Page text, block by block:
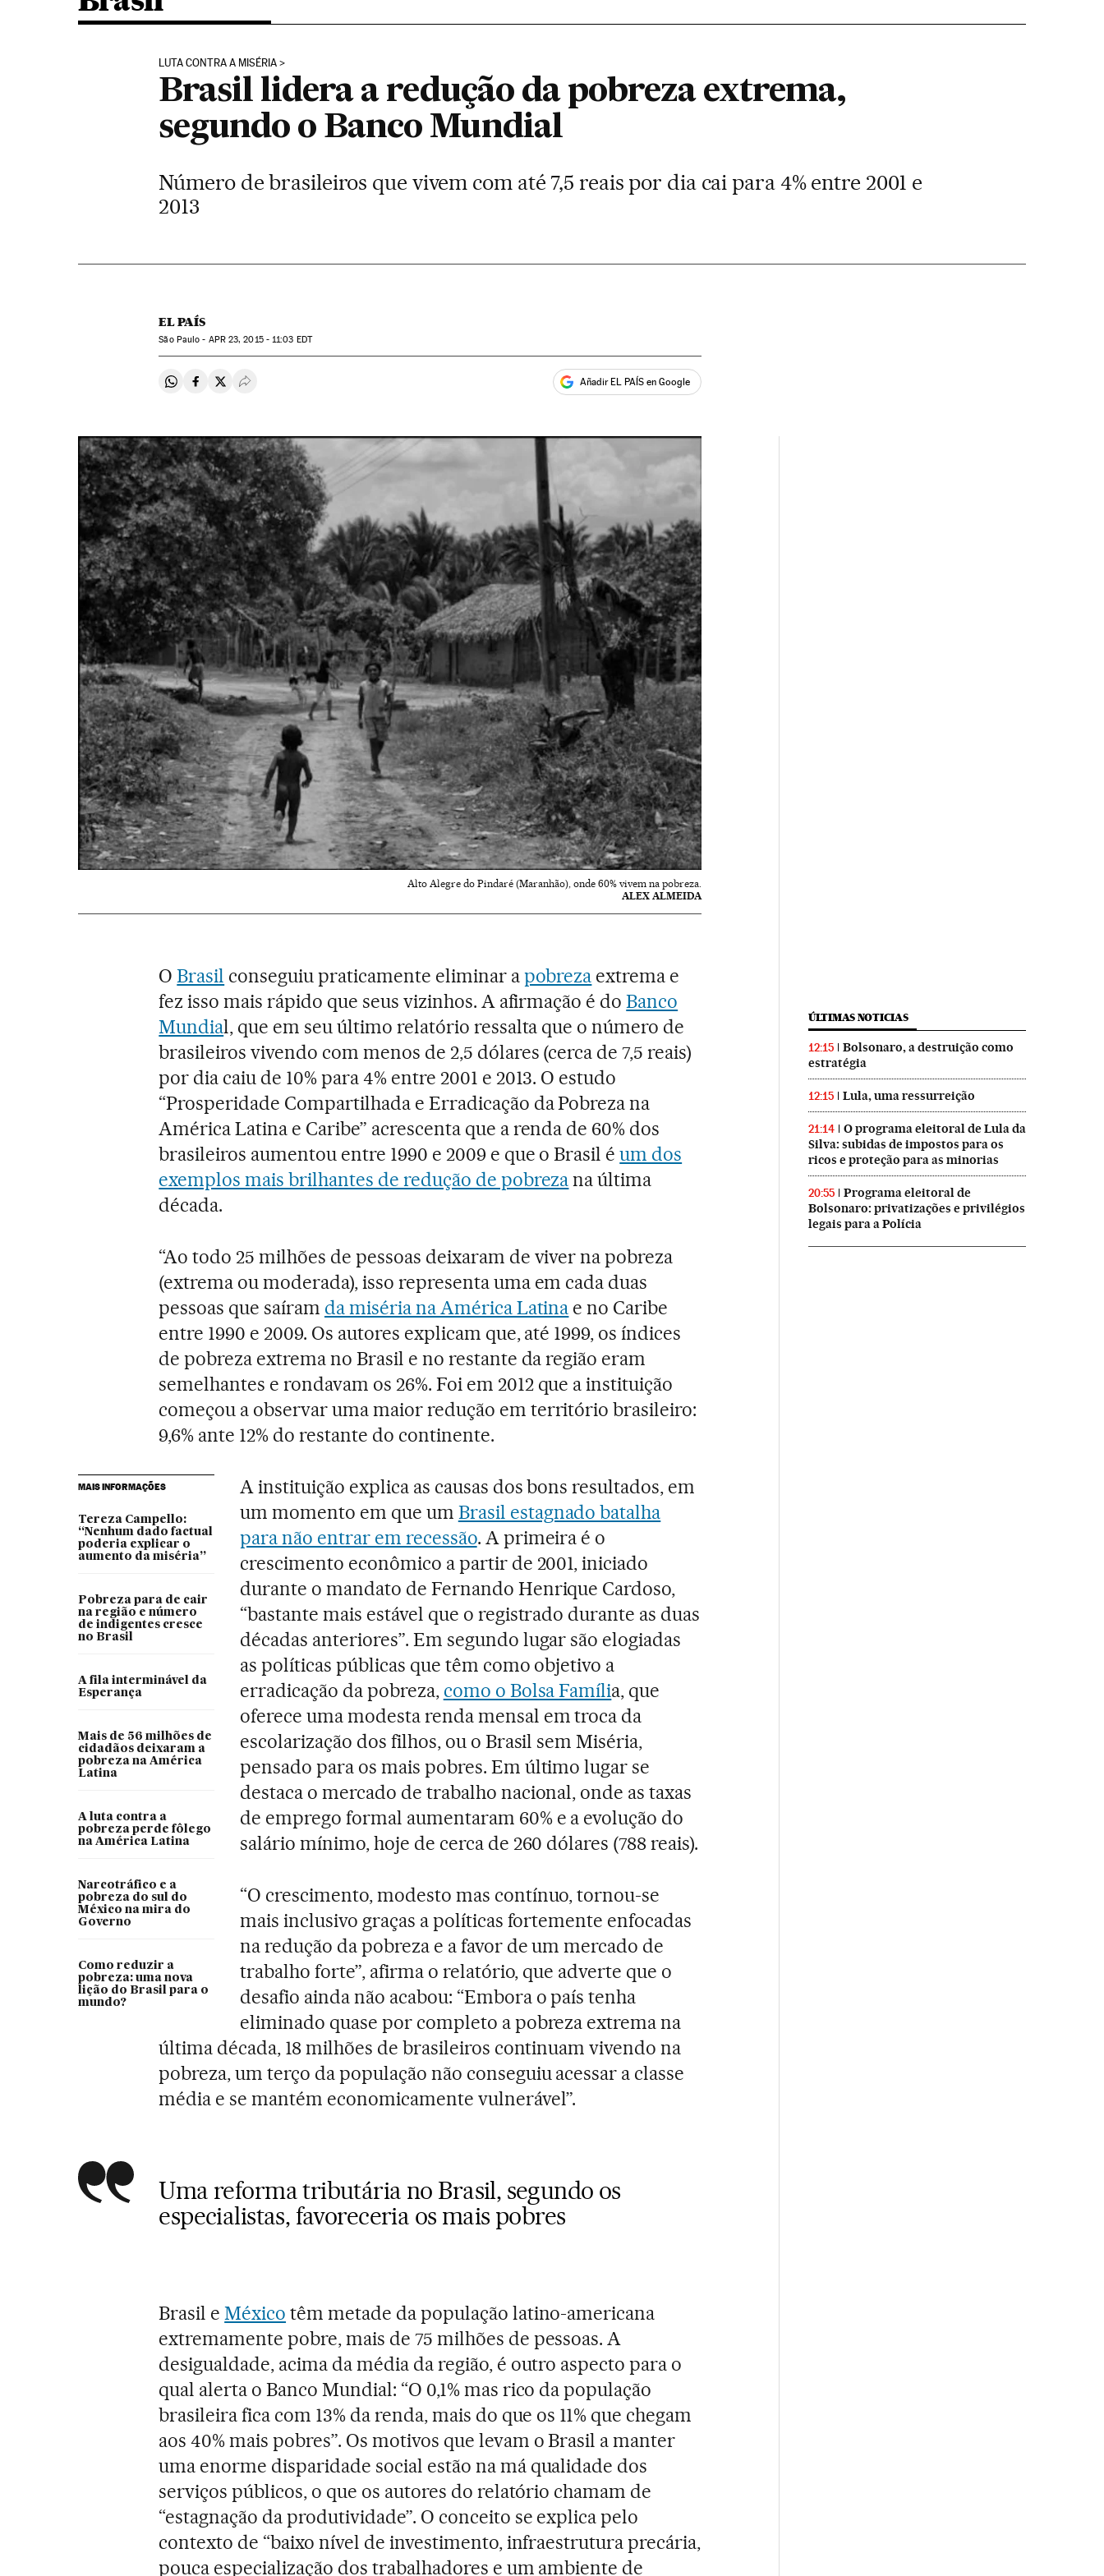
LUTA CONTRA A MISÉRIA
Brasil lidera a redução da pobreza extrema,
segundo o Banco Mundial
Número de brasileiros que vivem com até 7,5 reais por dia cai para 4% entre 2001 e
2013
EL PAÍS
São Paulo - APR23, 2015 - 11:03 EDT
Compartir en Whatsapp
Compartir en Facebook
Compartir en Twitter
Desplegar Redes Sociales Añadir EL PAÍS en Google
Alto Alegre do Pindaré (Maranhão), onde 60% vivem na pobreza.
ALEX ALMEIDA
OBrasil conseguiu praticamente eliminar apobreza extrema e
fez isso mais rápido que seus vizinhos. A afirmação é doBanco
Mundial, que em seu último relatório ressalta que o número de
brasileiros vivendo com menos de 2,5 dólares (cerca de 7,5 reais)
por dia caiu de 10% para 4% entre 2001 e 2013. O estudo
“Prosperidade Compartilhada e Erradicação da Pobreza na
América Latina e Caribe” acrescenta que a renda de 60% dos
brasileiros aumentou entre 1990 e 2009 e que o Brasil éum dos
exemplos mais brilhantes de redução de pobrezana última
década.
“Ao todo 25 milhões de pessoas deixaram de viver na pobreza
(extrema ou moderada), isso representa uma em cada duas
pessoas que saíram da miséria na América Latina e no Caribe
entre 1990 e 2009. Os autores explicam que, até 1999, os índices
de pobreza extrema no Brasil e no restante da região eram
semelhantes e rondavam os 26%. Foi em 2012 que a instituição
começou a observar uma maior redução em território brasileiro:
9,6% ante 12% do restante do continente.
MAIS INFORMAÇÕES
Tereza Campello:
“Nenhum dado factual
poderia explicar o
aumento da miséria”
Pobreza para de cair
na região e número
de indigentes cresce
no Brasil
A fila interminável da
Esperança
Mais de 56 milhões de
cidadãos deixaram a
pobreza na América
Latina
A luta contra a
pobreza perde fôlego
na América Latina
Narcotráfico e a
pobreza do sul do
México na mira do
Governo
Como reduzir a
pobreza: uma nova
lição do Brasil para o
mundo?
A instituição explica as causas dos bons resultados, em
um momento em que um Brasil estagnado batalha
para não entrar em recessão. A primeira é o
crescimento econômico a partir de 2001, iniciado
durante o mandato de Fernando Henrique Cardoso,
“bastante mais estável que o registrado durante as duas
décadas anteriores”. Em segundo lugar são elogiadas
as políticas públicas que têm como objetivo a
erradicação da pobreza, como o Bolsa Família, que
oferece uma modesta renda mensal em troca da
escolarização dos filhos, ou o Brasil sem Miséria,
pensado para os mais pobres. Em último lugar se
destaca o mercado de trabalho nacional, onde as taxas
de emprego formal aumentaram 60% e a evolução do
salário mínimo, hoje de cerca de 260 dólares (788 reais).
“O crescimento, modesto mas contínuo, tornou-se
mais inclusivo graças a políticas fortemente enfocadas
na redução da pobreza e a favor de um mercado de
trabalho forte”, afirma o relatório, que adverte que o
desafio ainda não acabou: “Embora o país tenha
eliminado quase por completo a pobreza extrema na
última década, 18 milhões de brasileiros continuam vivendo na
pobreza, um terço da população não conseguiu acessar a classe
média e se mantém economicamente vulnerável”.
Uma reforma tributária no Brasil, segundo os
especialistas, favoreceria os mais pobres
Brasil eMéxico têm metade da população latino-americana
extremamente pobre, mais de 75 milhões de pessoas. A
desigualdade, acima da média da região, é outro aspecto para o
qual alerta o Banco Mundial: “O 0,1% mas rico da população
brasileira fica com 13% da renda, mais do que os 11% que chegam
aos 40% mais pobres”. Os motivos que levam o Brasil a manter
uma enorme disparidade social estão na má qualidade dos
serviços públicos, o que os autores do relatório chamam de
“estagnação da produtividade”. O conceito se explica pelo
contexto de “baixo nível de investimento, infraestrutura precária,
pouca especialização dos trabalhadores e um ambiente de
ÚLTIMAS NOTICIAS
12:15
Bolsonaro, a destruição como
estratégia
12:15 Lula, uma ressurreição
21:14
O programa eleitoral de Lula da
Silva: subidas de impostos para os
ricos e proteção para as minorias
20:55
Programa eleitoral de
Bolsonaro: privatizações e privilégios
legais para a Polícia